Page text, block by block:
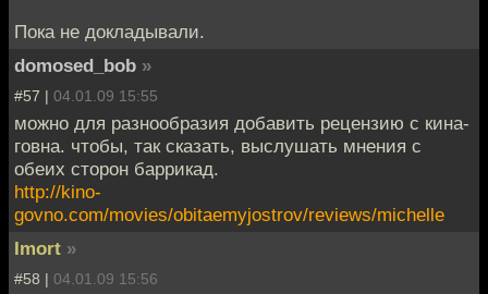
Пока не докладывали.
domosed_bob »
#57 | 04.01.09 15:55
можно для разнообразия добавить рецензию с кина-
говна. чтобы, так сказать, выслушать мнения с
обеих сторон баррикад.
http://kino-
govno.com/movies/obitaemyjostrov/reviews/michelle
Imort »
#58 | 04.01.09 15:56